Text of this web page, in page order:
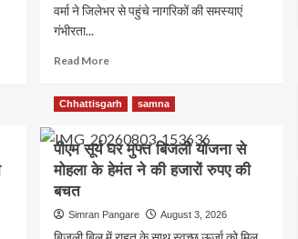
जल
से
भू-
जल
1,801
मानव-
मिला
रोजगार*
वर्मा ने जिलेभर से पहुंचे नागरिकों की समस्याएं
गंभीरता...
Read MoreRead
एनीकट
में
अनियमितता
का
में
हुई
Chhattisgarh samna
पीएम सूर्य घर मुफ्त बिजली योजना से
मोहला के हेमंत ने की हजारों रुपए की
बचत
Simran Pangare August 3, 2026